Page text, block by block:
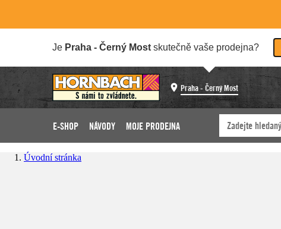
Je Praha - Černý Most skutečně vaše prodejna?
Praha - Černý Most
E-SHOP NÁVODY MOJE PRODEJNA
Úvodní stránka